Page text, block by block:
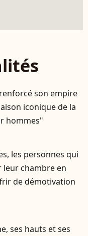
son empire
iconique de la
hommes"
les personnes qui
chambre en
de démotivation
ses hauts et ses